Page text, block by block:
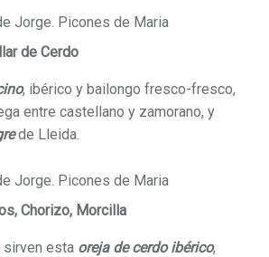
de Cerdo
, ibérico y bailongo fresco-fresco,
entre castellano y zamorano, y
de Lleida.
Chorizo, Morcilla
sirven esta oreja de cerdo ibérico,